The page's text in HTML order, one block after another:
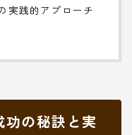
実践的アプローチ
の秘訣と実